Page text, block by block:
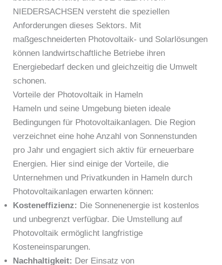
NIEDERSACHSEN versteht die speziellen
Anforderungen dieses Sektors. Mit
maßgeschneiderten Photovoltaik- und Solarlösungen
können landwirtschaftliche Betriebe ihren
Energiebedarf decken und gleichzeitig die Umwelt
schonen.
Vorteile der Photovoltaik in Hameln
Hameln und seine Umgebung bieten ideale
Bedingungen für Photovoltaikanlagen. Die Region
verzeichnet eine hohe Anzahl von Sonnenstunden
pro Jahr und engagiert sich aktiv für erneuerbare
Energien. Hier sind einige der Vorteile, die
Unternehmen und Privatkunden in Hameln durch
Photovoltaikanlagen erwarten können:
Kosteneffizienz: Die Sonnenenergie ist kostenlos
und unbegrenzt verfügbar. Die Umstellung auf
Photovoltaik ermöglicht langfristige
Kosteneinsparungen.
Nachhaltigkeit: Der Einsatz von